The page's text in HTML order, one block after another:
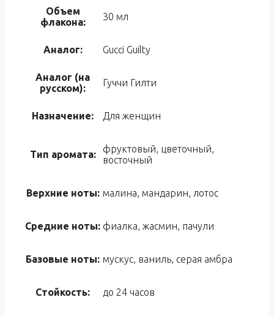
Объем
флакона:
30 мл
Аналог: Gucci Guilty
Аналог (на
русском):
Гуччи Гилти
Назначение: Для женщин
Тип аромата:
фруктовый, цветочный,
восточный
Верхние ноты: малина, мандарин, лотос
Средние ноты: фиалка, жасмин, пачули
Базовые ноты: мускус, ваниль, серая амбра
Стойкость: до 24 часов